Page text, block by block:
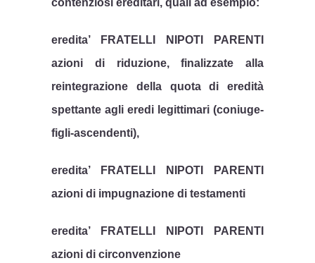
eredita’ FRATELLI NIPOTI PARENTI
azioni di riduzione, finalizzate alla
reintegrazione della quota di eredità
spettante agli eredi legittimari (coniuge-
figli-ascendenti),
eredita’ FRATELLI NIPOTI PARENTI
azioni di impugnazione di testamenti
eredita’ FRATELLI NIPOTI PARENTI
azioni di circonvenzione